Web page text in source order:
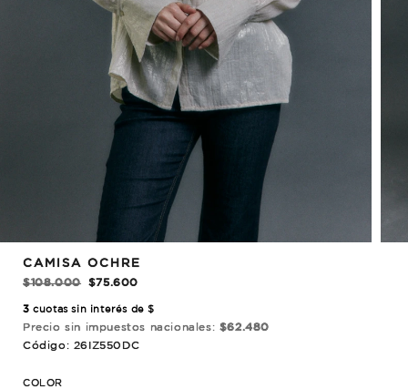
CAMISA OCHRE
$108.000
$75.600
3 cuotas sin interés de $
Precio sin impuestos nacionales: $62.480
Código: 26IZ550DC
COLOR